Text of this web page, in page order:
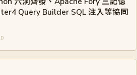
Query Builder SQL 注入等協同